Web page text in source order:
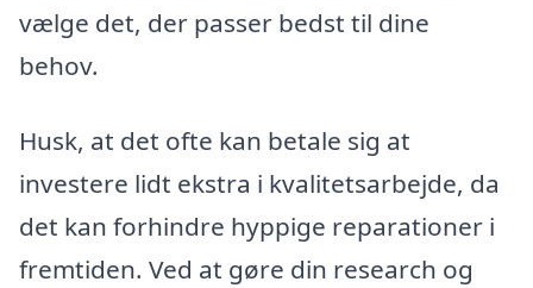
vælge det, der passer bedst til dine
behov.
Husk, at det ofte kan betale sig at
investere lidt ekstra i kvalitetsarbejde, da
det kan forhindre hyppige reparationer i
fremtiden. Ved at gøre din research og